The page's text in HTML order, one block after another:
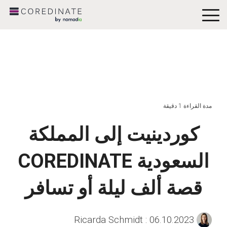
مدة القراءة 1 دقيقة
كوردينيت إلى المملكة
السعودية COREDINATE
قصة ألف ليلة أو تسافر
: 06.10.2023